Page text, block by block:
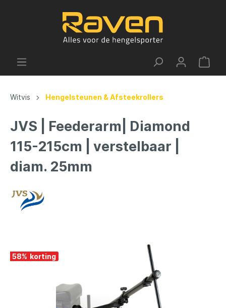
Witvis Hengelsteunen & Afsteekrollers
JVS | Feederarm| Diamond
115-215cm | verstelbaar |
diam. 25mm
58%